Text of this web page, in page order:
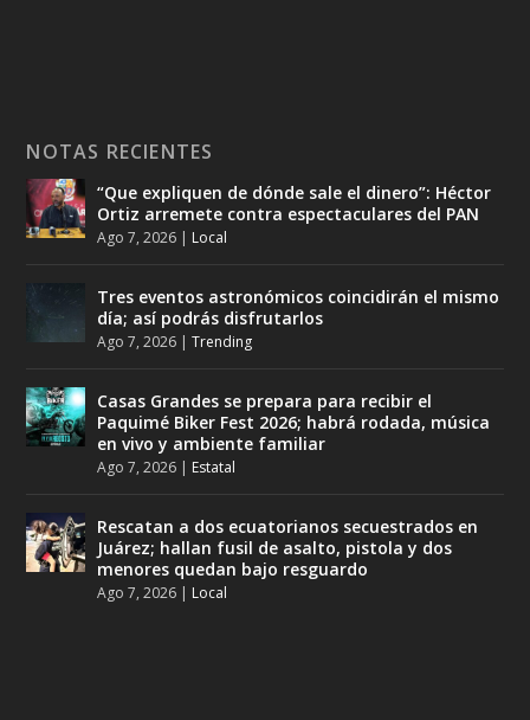
NOTAS RECIENTES
“Que expliquen de dónde sale el dinero”: Héctor
Ortiz arremete contra espectaculares del PAN
Ago 7, 2026 | Local
Tres eventos astronómicos coincidirán el mismo
día; así podrás disfrutarlos
Ago 7, 2026 |Trending
Casas Grandes se prepara para recibir el
Paquimé Biker Fest 2026; habrá rodada, música
en vivo y ambiente familiar
Ago 7, 2026 | Estatal
Rescatan a dos ecuatorianos secuestrados en
Juárez; hallan fusil de asalto, pistola y dos
menores quedan bajo resguardo
Ago 7, 2026 | Local